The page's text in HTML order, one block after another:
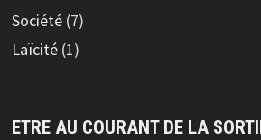
Société (7)
Laïcité (1)
ETRE AU COURANT DE LA